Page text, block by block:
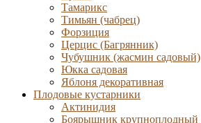
Тамарикс
Тимьян (чабрец)
Форзиция
Церцис (Багрянник)
Чубушник (жасмин садовый)
Юкка садовая
Яблоня декоративная
Плодовые кустарники
Актинидия
Боярышник крупноплодный